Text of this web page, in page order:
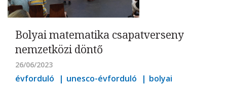
Bolyai matematika csapatverseny
nemzetközi döntő
26/06/2023
évforduló unesco-évforduló bolyai